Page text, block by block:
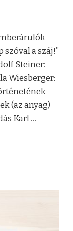
szóval a száj!”
Steiner:
Wiesberger:
(az anyag)
Karl …